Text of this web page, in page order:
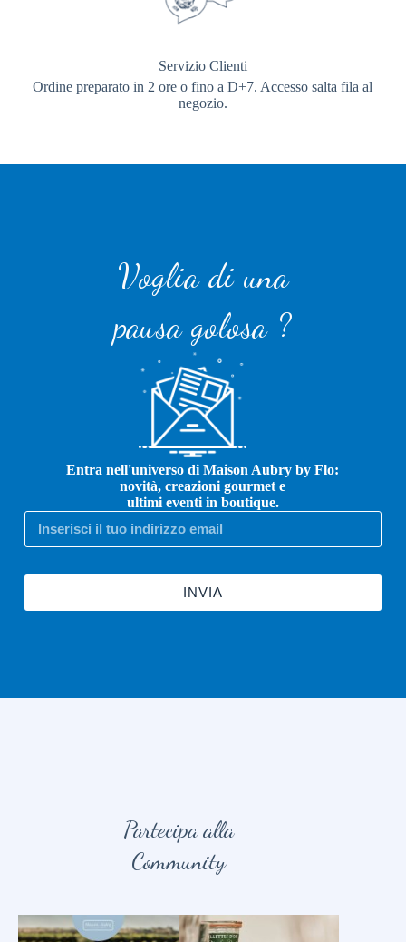
Servizio Clienti
Ordine preparato in 2 ore o fino a D+7. Accesso salta fila al
negozio.
Voglia di una
pausa golosa ?
Entra nell'universo di Maison Aubry by Flo:
novità, creazioni gourmet e
ultimi eventi in boutique.
INVIA
Partecipa alla
Community